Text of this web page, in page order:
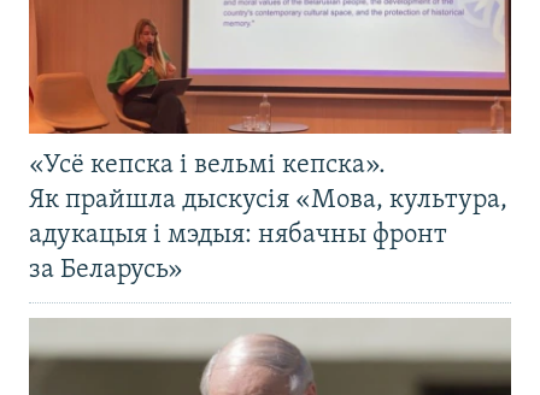
«Усё кепска і вельмі кепска».
Як прайшла дыскусія «Мова, культура,
адукацыя і мэдыя: нябачны фронт
за Беларусь»